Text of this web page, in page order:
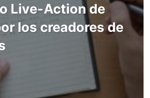
Live-Action de
los creadores de